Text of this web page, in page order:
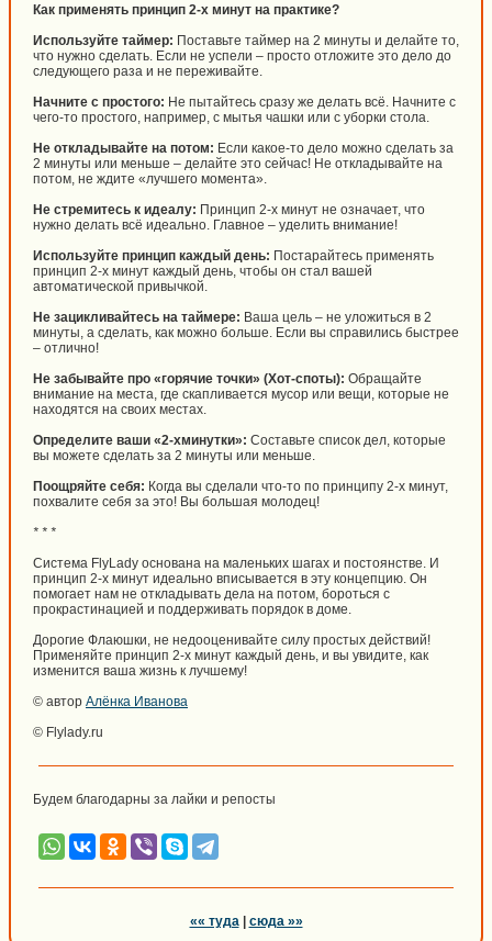
Как применять принцип 2-х минут на практике?
Используйте таймер: Поставьте таймер на 2 минуты и делайте то,
что нужно сделать. Если не успели – просто отложите это дело до
следующего раза и не переживайте.
Начните с простого: Не пытайтесь сразу же делать всё. Начните с
чего-то простого, например, с мытья чашки или с уборки стола.
Не откладывайте на потом: Если какое-то дело можно сделать за
2 минуты или меньше – делайте это сейчас! Не откладывайте на
потом, не ждите «лучшего момента».
Не стремитесь к идеалу: Принцип 2-х минут не означает, что
нужно делать всё идеально. Главное – уделить внимание!
Используйте принцип каждый день: Постарайтесь применять
принцип 2-х минут каждый день, чтобы он стал вашей
автоматической привычкой.
Не зацикливайтесь на таймере: Ваша цель – не уложиться в 2
минуты, а сделать, как можно больше. Если вы справились быстрее
– отлично!
Не забывайте про «горячие точки» (Хот-споты): Обращайте
внимание на места, где скапливается мусор или вещи, которые не
находятся на своих местах.
Определите ваши «2-хминутки»: Составьте список дел, которые
вы можете сделать за 2 минуты или меньше.
Поощряйте себя: Когда вы сделали что-то по принципу 2-х минут,
похвалите себя за это! Вы большая молодец!
* * *
Система FlyLady основана на маленьких шагах и постоянстве. И
принцип 2-х минут идеально вписывается в эту концепцию. Он
помогает нам не откладывать дела на потом, бороться с
прокрастинацией и поддерживать порядок в доме.
Дорогие Флаюшки, не недооценивайте силу простых действий!
Применяйте принцип 2-х минут каждый день, и вы увидите, как
изменится ваша жизнь к лучшему!
© автор Алёнка Иванова
© Flylady.ru
Будем благодарны за лайки и репосты
«« туда | сюда »»